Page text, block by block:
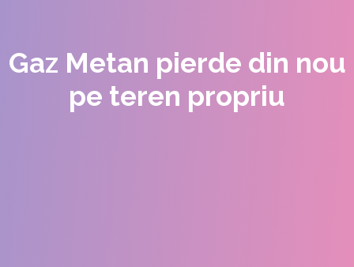
Gaz Metan pierde din nou
pe teren propriu